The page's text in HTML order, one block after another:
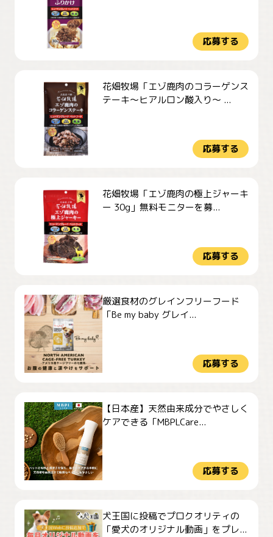
応募する
花畑牧場「エゾ鹿肉のコラーゲンス
テーキ～ヒアルロン酸入り～ ...
応募する
花畑牧場「エゾ鹿肉の極上ジャーキ
ー 30g」無料モニターを募...
応募する
厳選食材のグレインフリーフード
「Be my baby グレイ...
応募する
【日本産】天然由来成分でやさしく
ケアできる「MBPLCare...
応募する
犬王国に投稿でプロクオリティの
「愛犬のオリジナル動画」をプレ...